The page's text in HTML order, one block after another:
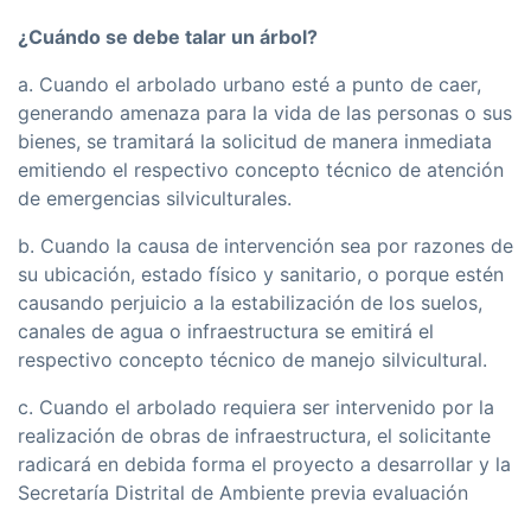
¿Cuándo se debe talar un árbol?
a. Cuando el arbolado urbano esté a punto de caer,
generando amenaza para la vida de las personas o sus
bienes, se tramitará la solicitud de manera inmediata
emitiendo el respectivo concepto técnico de atención
de emergencias silviculturales.
b. Cuando la causa de intervención sea por razones de
su ubicación, estado físico y sanitario, o porque estén
causando perjuicio a la estabilización de los suelos,
canales de agua o infraestructura se emitirá el
respectivo concepto técnico de manejo silvicultural.
c. Cuando el arbolado requiera ser intervenido por la
realización de obras de infraestructura, el solicitante
radicará en debida forma el proyecto a desarrollar y la
Secretaría Distrital de Ambiente previa evaluación